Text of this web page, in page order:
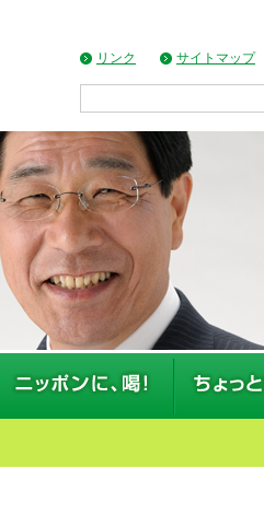
リンク サイトマップ